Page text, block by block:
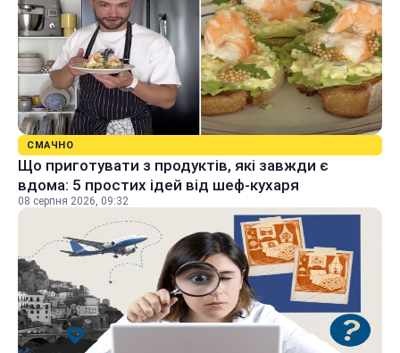
СМАЧНО
Що приготувати з продуктів, які завжди є
вдома: 5 простих ідей від шеф-кухаря
08 серпня 2026, 09:32